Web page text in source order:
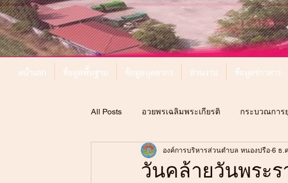
หน้าแรก ข้อมูลพื้นฐาน ข้อมูลบุคลากร ส่วนงาน ข้อมูลข่าวสาร
All Posts อวยพรเฉลิมพระเกียรติ กระบวณกา
วันคล้ายวันพระ
องค์การบริหารส่วนตำบล หนองปรือ 6 ธ.